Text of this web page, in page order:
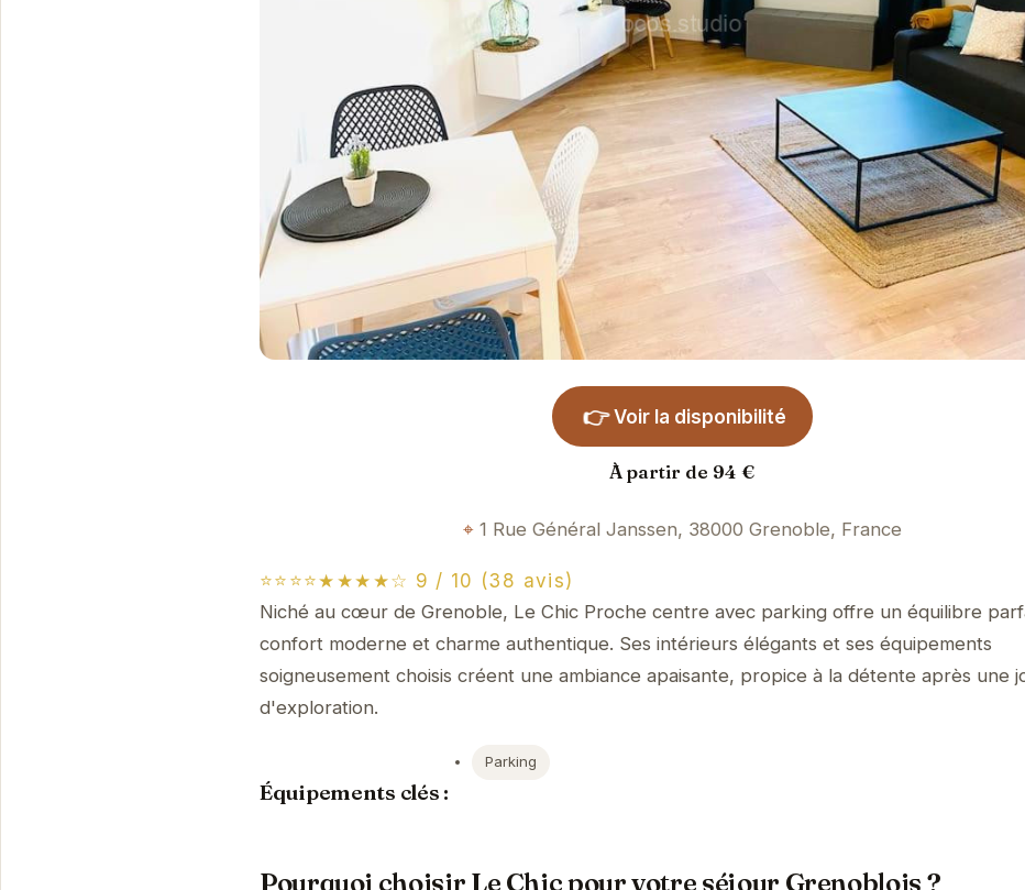
👉 Voir la disponibilité
À partir de 94 €
1 Rue Général Janssen, 38000 Grenoble, France
⭐⭐⭐⭐★★★★☆ 9 / 10 (38 avis)
Niché au cœur de Grenoble, Le Chic Proche centre avec parking offre un équilibre
confort moderne et charme authentique. Ses intérieurs élégants et ses équipements
soigneusement choisis créent une ambiance apaisante, propice à la détente après une
d'exploration.
Équipements clés :
Parking
Pourquoi choisir Le Chic pour votre séjour Grenoblois ?